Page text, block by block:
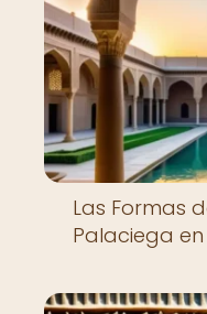
Las Formas
Palaciega